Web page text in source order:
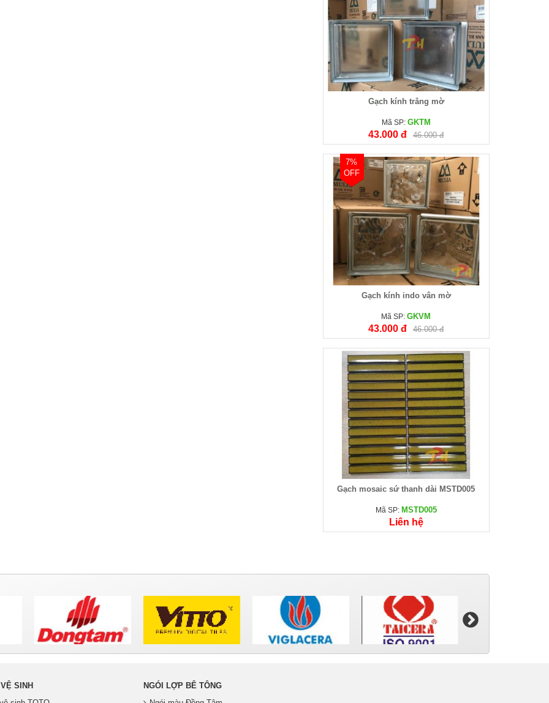
Gạch kính trắng mờ
Mã SP: GKTM
43.000 đ 46.000 đ
7%
OFF
Gạch kính indo vân mờ
Mã SP:GKVM
43.000 đ 46.000 đ
Gạch mosaic sứ thanh dài MSTD005
Mã SP: MSTD005
Liên hệ
SINH
NGÓI LỢP BÊ TÔNG